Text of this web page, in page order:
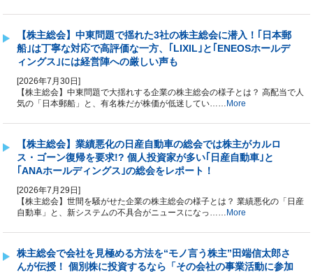
【株主総会】中東問題で揺れた3社の株主総会に潜入！｢日本郵
船｣は丁寧な対応で高評価な一方、｢LIXIL｣と｢ENEOSホールデ
ィングス｣には経営陣への厳しい声も
[2026年7月30日]
【株主総会】中東問題で大揺れする企業の株主総会の様子とは？ 高配当で人
気の「日本郵船」と、有名株だが株価が低迷してい…… More
【株主総会】業績悪化の日産自動車の総会では株主がカルロ
ス・ゴーン復帰を要求!? 個人投資家が多い｢日産自動車｣と
｢ANAホールディングス｣の総会をレポート！
[2026年7月29日]
【株主総会】世間を騒がせた企業の株主総会の様子とは？ 業績悪化の「日産
自動車」と、新システムの不具合がニュースになっ…… More
株主総会で会社を見極める方法を“モノ言う株主”田端信太郎さ
んが伝授！ 個別株に投資するなら「その会社の事業活動に参加